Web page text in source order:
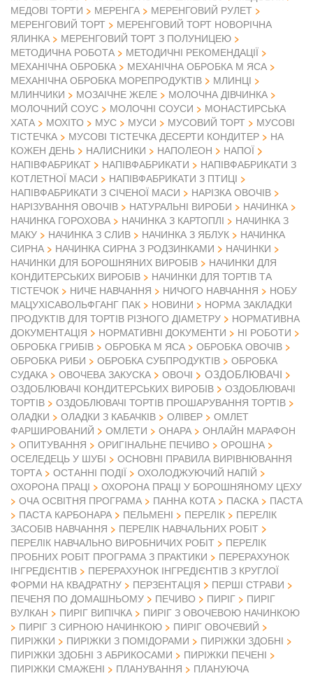
МЕДОВІ ТОРТИ
МЕРЕНГА
МЕРЕНГОВИЙ РУЛЕТ
МЕРЕНГОВИЙ ТОРТ
МЕРЕНГОВИЙ ТОРТ НОВОРІЧНА
ЯЛИНКА
МЕРЕНГОВИЙ ТОРТ З ПОЛУНИЦЕЮ
МЕТОДИЧНА РОБОТА
МЕТОДИЧНІ РЕКОМЕНДАЦІЇ
МЕХАНІЧНА ОБРОБКА
МЕХАНІЧНА ОБРОБКА М ЯСА
МЕХАНІЧНА ОБРОБКА МОРЕПРОДУКТІВ
МЛИНЦІ
МЛИНЧИКИ
МОЗАІЧНЕ ЖЕЛЕ
МОЛОЧНА ДІВЧИНКА
МОЛОЧНИЙ СОУС
МОЛОЧНІ СОУСИ
МОНАСТИРСЬКА
ХАТА
МОХІТО МУС МУСИ МУСОВИЙ ТОРТ
МУСОВІ
ТІСТЕЧКА
МУСОВІ ТІСТЕЧКА ДЕСЕРТИ КОНДИТЕР
НА
КОЖЕН ДЕНЬ
НАЛИСНИКИ НАПОЛЕОН НАПОЇ
НАПІВФАБРИКАТ НАПІВФАБРИКАТИ
НАПІВФАБРИКАТИ З
КОТЛЕТНОЇ МАСИ
НАПІВФАБРИКАТИ З ПТИЦІ
НАПІВФАБРИКАТИ З СІЧЕНОЇ МАСИ
НАРІЗКА ОВОЧІВ
НАРІЗУВАННЯ ОВОЧІВ
НАТУРАЛЬНІ ВИРОБИ
НАЧИНКА
НАЧИНКА ГОРОХОВА
НАЧИНКА З КАРТОПЛІ
НАЧИНКА З
МАКУ
НАЧИНКА З СЛИВ НАЧИНКА З ЯБЛУК
НАЧИНКА
СИРНА
НАЧИНКА СИРНА З РОДЗИНКАМИ
НАЧИНКИ
НАЧИНКИ ДЛЯ БОРОШНЯНИХ ВИРОБІВ
НАЧИНКИ ДЛЯ
КОНДИТЕРСЬКИХ ВИРОБІВ
НАЧИНКИ ДЛЯ ТОРТІВ ТА
ТІСТЕЧОК
НИЧЕ НАВЧАННЯ НИЧОГО НАВЧАННЯ
НОБУ
МАЦУХІСАВОЛЬФГАНГ ПАК
НОВИНИ
НОРМА ЗАКЛАДКИ
ПРОДУКТІВ ДЛЯ ТОРТІВ РІЗНОГО ДІАМЕТРУ
НОРМАТИВНА
ДОКУМЕНТАЦІЯ
НОРМАТИВНІ ДОКУМЕНТИ
НІ РОБОТИ
ОБРОБКА ГРИБІВ
ОБРОБКА М ЯСА
ОБРОБКА ОВОЧІВ
ОБРОБКА РИБИ
ОБРОБКА СУБПРОДУКТІВ
ОБРОБКА
СУДАКА
ОВОЧЕВА ЗАКУСКА ОВОЧІ ОЗДОБЛЮВАЧІ
ОЗДОБЛЮВАЧІ КОНДИТЕРСЬКИХ ВИРОБІВ
ОЗДОБЛЮВАЧІ
ТОРТІВ
ОЗДОБЛЮВАЧІ ТОРТІВ ПРОШАРУВАННЯ ТОРТІВ
ОЛАДКИ
ОЛАДКИ З КАБАЧКІВ ОЛІВЕР
ОМЛЕТ
ФАРШИРОВАНИЙ
ОМЛЕТИ ОНАРА
ОНЛАЙН МАРАФОН
ОПИТУВАННЯ
ОРИГІНАЛЬНЕ ПЕЧИВО
ОРОШНА
ОСЕЛЕДЕЦЬ У ШУБІ
ОСНОВНІ ПРАВИЛА ВИРІВНЮВАННЯ
ТОРТА
ОСТАННІ ПОДІЇ
ОХОЛОДЖУЮЧИЙ НАПІЙ
ОХОРОНА ПРАЦІ
ОХОРОНА ПРАЦІ У БОРОШНЯНОМУ ЦЕХУ
ОЧА ОСВІТНЯ ПРОГРАМА
ПАННА КОТА ПАСКА
ПАСТА
ПАСТА КАРБОНАРА
ПЕЛЬМЕНІ ПЕРЕЛІК
ПЕРЕЛІК
ЗАСОБІВ НАВЧАННЯ
ПЕРЕЛІК НАВЧАЛЬНИХ РОБІТ
ПЕРЕЛІК НАВЧАЛЬНО ВИРОБНИЧИХ РОБІТ
ПЕРЕЛІК
ПРОБНИХ РОБІТ ПРОГРАМА З ПРАКТИКИ
ПЕРЕРАХУНОК
ІНГРЕДІЄНТІВ
ПЕРЕРАХУНОК ІНГРЕДІЄНТІВ З КРУГЛОЇ
ФОРМИ НА КВАДРАТНУ
ПЕРЗЕНТАЦІЯ
ПЕРШІ СТРАВИ
ПЕЧЕНЯ ПО ДОМАШНЬОМУ
ПЕЧИВО ПИРІГ
ПИРІГ
ВУЛКАН
ПИРІГ ВИПІЧКА
ПИРІГ З ОВОЧЕВОЮ НАЧИНКОЮ
ПИРІГ З СИРНОЮ НАЧИНКОЮ
ПИРІГ ОВОЧЕВИЙ
ПИРІЖКИ
ПИРІЖКИ З ПОМІДОРАМИ
ПИРІЖКИ ЗДОБНІ
ПИРІЖКИ ЗДОБНІ З АБРИКОСАМИ
ПИРІЖКИ ПЕЧЕНІ
ПИРІЖКИ СМАЖЕНІ
ПЛАНУВАННЯ
ПЛАНУЮЧА